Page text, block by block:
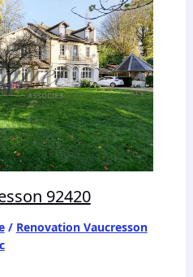
92420
/ Renovation Vaucresson